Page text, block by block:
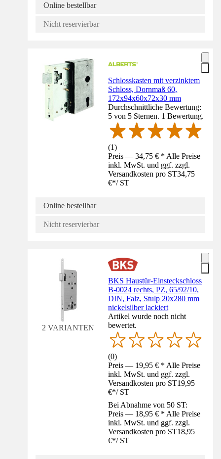
Online bestellbar
Nicht reservierbar
Schlosskasten mit verzinktem
Schloss, Dornmaß 60,
172x94x60x72x30 mm
Durchschnittliche Bewertung:
5 von 5 Sternen. 1 Bewertung.
(1)
Preis — 34,75 € * Alle Preise
inkl. MwSt. und ggf. zzgl.
Versandkosten pro ST34,75
€*/ ST
Online bestellbar
Nicht reservierbar
2 VARIANTEN
BKS Haustür-Einsteckschloss
B-0024 rechts, PZ, 65/92/10,
DIN, Falz, Stulp 20x280 mm
nickelsilber lackiert
Artikel wurde noch nicht
bewertet.
(0)
Preis — 19,95 € * Alle Preise
inkl. MwSt. und ggf. zzgl.
Versandkosten pro ST19,95
€*/ ST
Bei Abnahme von 50 ST:
Preis — 18,95 € * Alle Preise
inkl. MwSt. und ggf. zzgl.
Versandkosten pro ST18,95
€*/ ST